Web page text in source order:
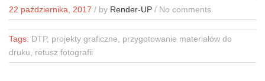
22 października, 2017 / by Render-UP / No comments
Tags: DTP, projekty graficzne, przygotowanie materiałów do
druku, retusz fotografii